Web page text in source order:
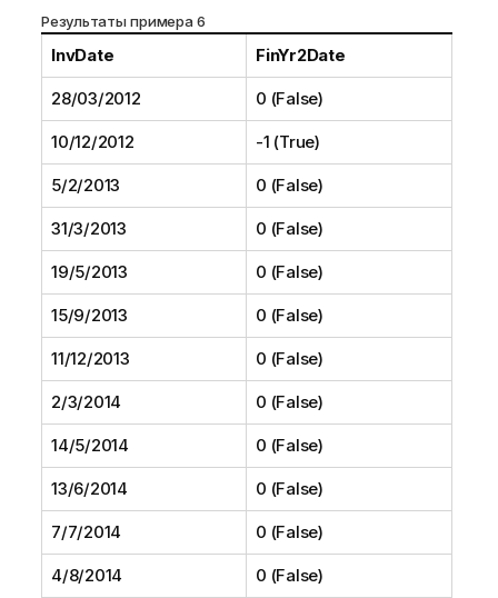
Результаты примера 6
InvDate FinYr2Date
28/03/2012 0 (False)
10/12/2012 -1 (True)
5/2/2013 0 (False)
31/3/2013 0 (False)
19/5/2013 0 (False)
15/9/2013 0 (False)
11/12/2013 0 (False)
2/3/2014 0 (False)
14/5/2014 0 (False)
13/6/2014 0 (False)
7/7/2014 0 (False)
4/8/2014 0 (False)